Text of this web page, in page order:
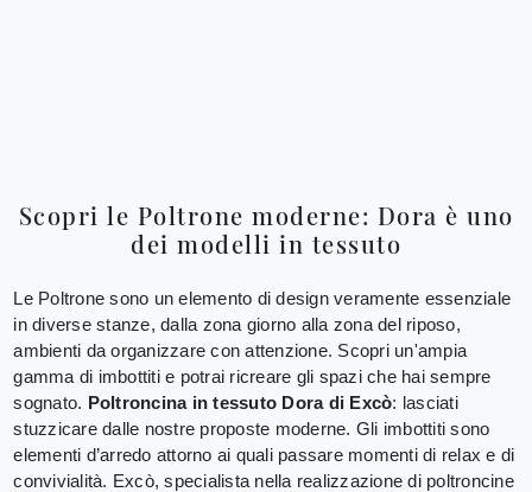
Scopri le Poltrone moderne: Dora è uno
dei modelli in tessuto
Le Poltrone sono un elemento di design veramente essenziale
in diverse stanze, dalla zona giorno alla zona del riposo,
ambienti da organizzare con attenzione. Scopri un'ampia
gamma di imbottiti e potrai ricreare gli spazi che hai sempre
sognato. Poltroncina in tessuto Dora di Excò: lasciati
stuzzicare dalle nostre proposte moderne. Gli imbottiti sono
elementi d’arredo attorno ai quali passare momenti di relax e di
convivialità. Excò, specialista nella realizzazione di poltroncine